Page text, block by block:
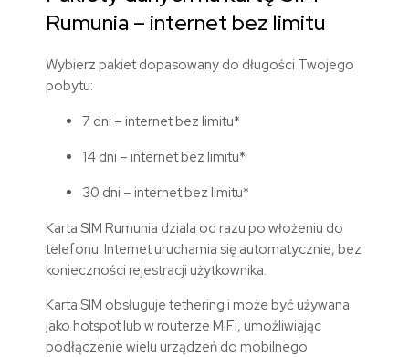
Rumunia – internet bez limitu
Wybierz pakiet dopasowany do długości Twojego
pobytu:
7 dni – internet bez limitu*
14 dni – internet bez limitu*
30 dni – internet bez limitu*
Karta SIM Rumunia dziala od razu po włożeniu do
telefonu. Internet uruchamia się automatycznie, bez
konieczności rejestracji użytkownika.
Karta SIM obsługuje tethering i może być używana
jako hotspot lub w routerze MiFi, umożliwiając
podłączenie wielu urządzeń do mobilnego